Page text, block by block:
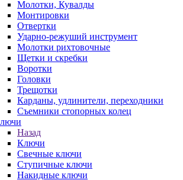
Молотки, Кувалды
Монтировки
Отвертки
Ударно-режуший инструмент
Молотки рихтовочные
Щетки и скребки
Воротки
Головки
Трещотки
Карданы, удлинители, переходники
Съемники стопорных колец
Назад
Ключи
Свечные ключи
Ступичные ключи
Накидные ключи